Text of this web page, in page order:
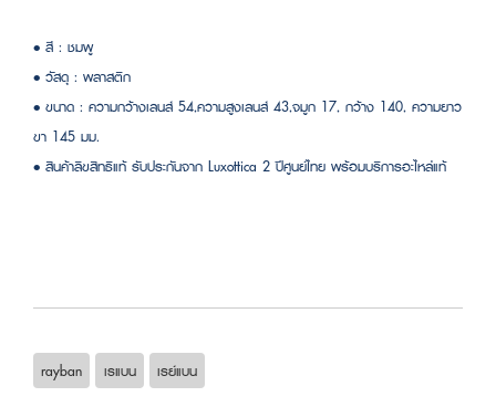
• สี : ชมพู
• วัสดุ : พลาสติก
• ขนาด : ความกว้างเลนส์ 54,ความสูงเลนส์ 43,จมูก 17, กว้าง 140, ความยาว
ขา 145 มม.
• สินค้าลิขสิทธิแท้ รับประกันจาก Luxottica 2 ปีศูนย์ไทย พร้อมบริการอะไหล่แท้
rayban เรแบน เรย์แบน